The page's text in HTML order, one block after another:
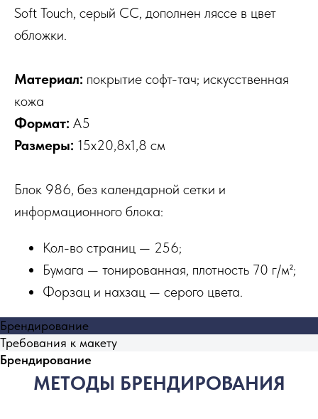
Soft Touch, серый СС, дополнен ляссе в цвет
обложки.
Материал: покрытие софт-тач; искусственная
кожа
Формат: А5
Размеры: 15х20,8х1,8 см
Блок 986, без календарной сетки и
информационного блока:
Кол-во страниц — 256;
Бумага — тонированная, плотность 70 г/м²;
Форзац и нахзац — серого цвета.
Брендирование
Требования к макету
Брендирование
МЕТОДЫ БРЕНДИРОВАНИЯ